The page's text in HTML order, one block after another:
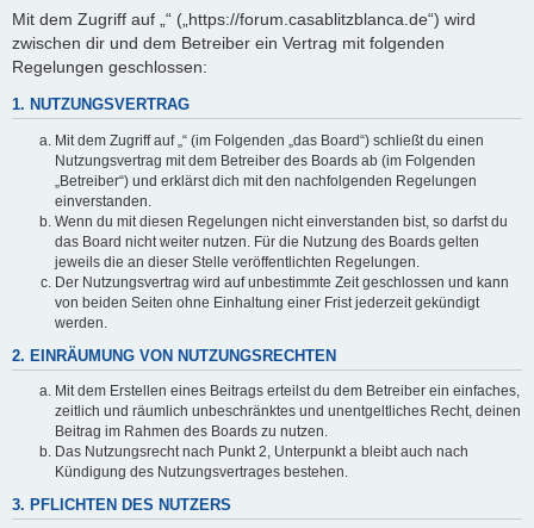
Mit dem Zugriff auf „“ („https://forum.casablitzblanca.de“) wird
zwischen dir und dem Betreiber ein Vertrag mit folgenden
Regelungen geschlossen:
1. NUTZUNGSVERTRAG
Mit dem Zugriff auf „“ (im Folgenden „das Board“) schließt du einen
Nutzungsvertrag mit dem Betreiber des Boards ab (im Folgenden
„Betreiber“) und erklärst dich mit den nachfolgenden Regelungen
einverstanden.
Wenn du mit diesen Regelungen nicht einverstanden bist, so darfst du
das Board nicht weiter nutzen. Für die Nutzung des Boards gelten
jeweils die an dieser Stelle veröffentlichten Regelungen.
Der Nutzungsvertrag wird auf unbestimmte Zeit geschlossen und kann
von beiden Seiten ohne Einhaltung einer Frist jederzeit gekündigt
werden.
2. EINRÄUMUNG VON NUTZUNGSRECHTEN
Mit dem Erstellen eines Beitrags erteilst du dem Betreiber ein einfaches,
zeitlich und räumlich unbeschränktes und unentgeltliches Recht, deinen
Beitrag im Rahmen des Boards zu nutzen.
Das Nutzungsrecht nach Punkt 2, Unterpunkt a bleibt auch nach
Kündigung des Nutzungsvertrages bestehen.
3. PFLICHTEN DES NUTZERS